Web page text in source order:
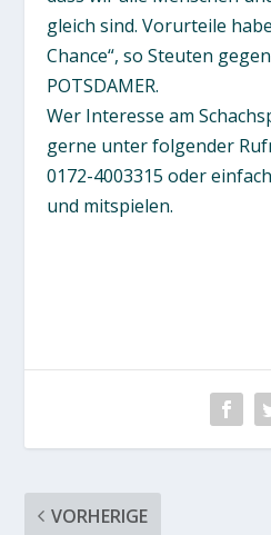
gleich sind. Vorurteile
Chance“, so Steuten
POTSDAMER.
Wer Interesse am
gerne unter folgender
0172-4003315 oder
und mitspielen.
VORHERIGE